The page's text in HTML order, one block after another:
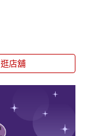
逛店舖